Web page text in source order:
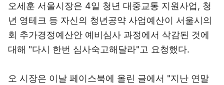
오세훈 서울시장은 4일 청년 대중교통 지원사업, 청
년 영테크 등 자신의 청년공약 사업예산이 서울시의
회 추가경정예산안 예비심사 과정에서 삭감된 것에
대해 "다시 한번 심사숙고해달라"고 요청했다.
오 시장은 이날 페이스북에 올린 글에서 "지난 연말